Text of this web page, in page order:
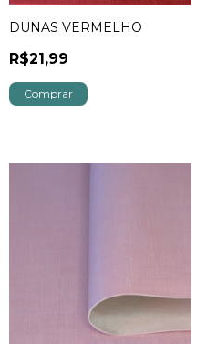
DUNAS VERMELHO
R$21,99